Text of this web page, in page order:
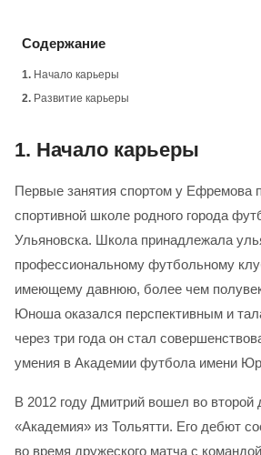
Содержание
1. Начало карьеры
2. Развитие карьеры
1. Начало карьеры
Первые занятия спортом у Ефремова
спортивной школе родного города
Ульяновска. Школа принадлежала
профессиональному футбольному
имеющему давнюю, более чем
Юноша оказался перспективным и
через три года он стал
умения в Академии футбола имени
В 2012 году Дмитрий вошел во второй
«Академия» из Тольятти. Его дебют
во время дружеского матча с